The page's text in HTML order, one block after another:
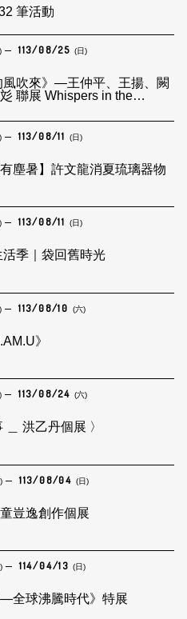
筆活動
113/08/25 (日)
聯展 Whispers in the
113/08/11 (日)
有塵暑】許文龍消夏琉璃器物
113/08/11 (日)
季｜袋回舊時光
113/08/10 (六)
》
113/08/24 (六)
＿ 洪乙丹個展 〉
113/08/04 (日)
豈逸創作個展
114/04/13 (日)
—全球沸騰時代》特展